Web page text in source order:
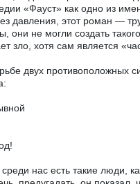
«Фауст» как одно из
давления, этот роман —
они не могли создать
зло, хотя сам является
двух противоположных
среди нас есть такие люди,